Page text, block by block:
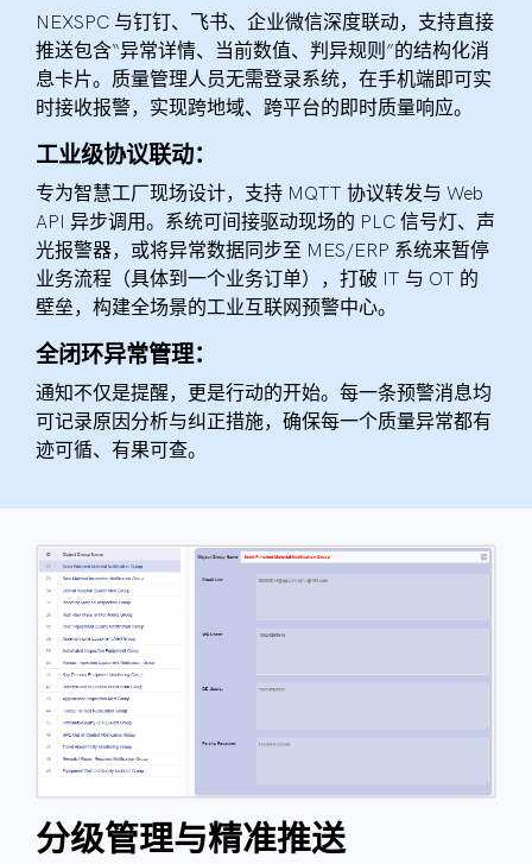
NEXSPC 与钉钉、飞书、企业微信深度联动，支持直接
推送包含“异常详情、当前数值、判异规则”的结构化消
息卡片。质量管理人员无需登录系统，在手机端即可实
时接收报警，实现跨地域、跨平台的即时质量响应。
工业级协议联动：
专为智慧工厂现场设计，支持 MQTT 协议转发与 Web
API 异步调用。系统可间接驱动现场的 PLC 信号灯、声
光报警器，或将异常数据同步至 MES/ERP 系统来暂停
业务流程（具体到一个业务订单），打破 IT 与 OT 的
壁垒，构建全场景的工业互联网预警中心。
全闭环异常管理：
通知不仅是提醒，更是行动的开始。每一条预警消息均
可记录原因分析与纠正措施，确保每一个质量异常都有
迹可循、有果可查。
分级管理与精准推送